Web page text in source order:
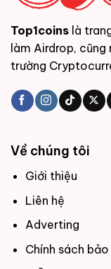
Top1coins là
làm Airdrop, cũng
trường
Về chúng tôi
Giới thiệu
Liên hệ
Adverting
Chính sách